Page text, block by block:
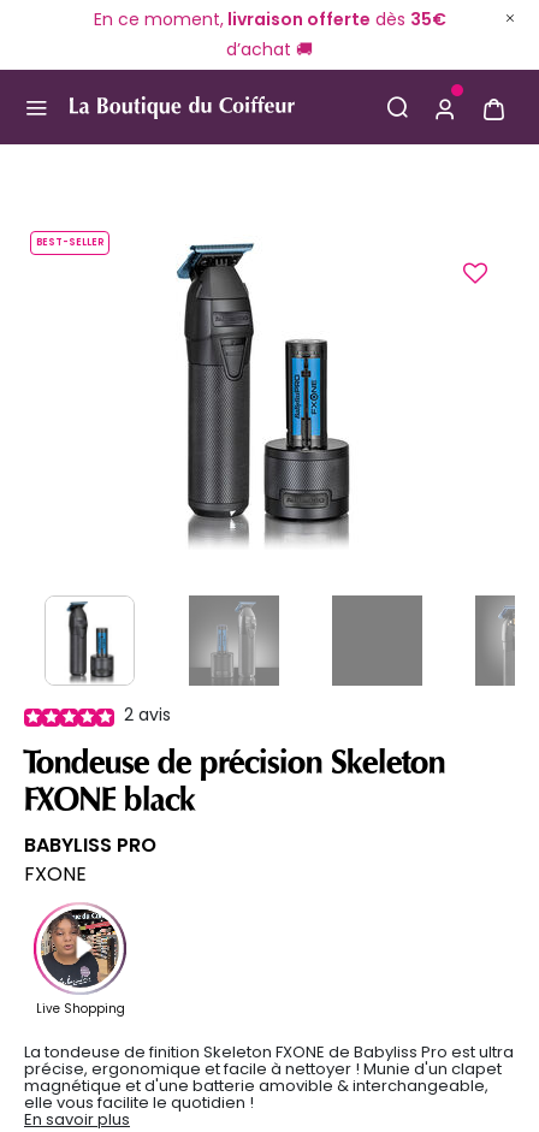
En ce moment,livraison offerte dès 35€
d’achat 🚚
BEST-SELLER
2 avis
Tondeuse de précision Skeleton
FXONE black
BABYLISS PRO
FXONE
La tondeuse de finition Skeleton FXONE de Babyliss Pro est ultra
précise, ergonomique et facile à nettoyer ! Munie d'un clapet
magnétique et d'une batterie amovible & interchangeable,
elle vous facilite le quotidien !
En savoir plus